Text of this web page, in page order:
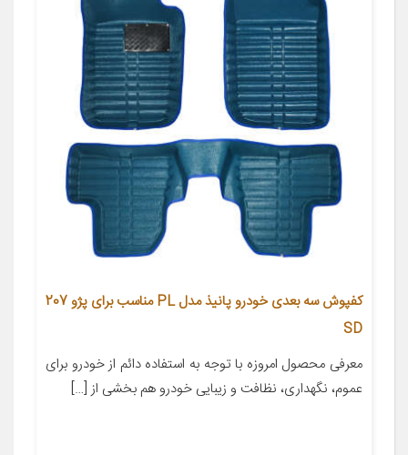
کفپوش سه بعدی خودرو پانیذ مدل PL مناسب برای پژو 207
SD
معرفی محصول امروزه با توجه به استفاده دائم از خودرو برای
عموم، نگهداری، نظافت و زیبایی خودرو هم بخشی از […]